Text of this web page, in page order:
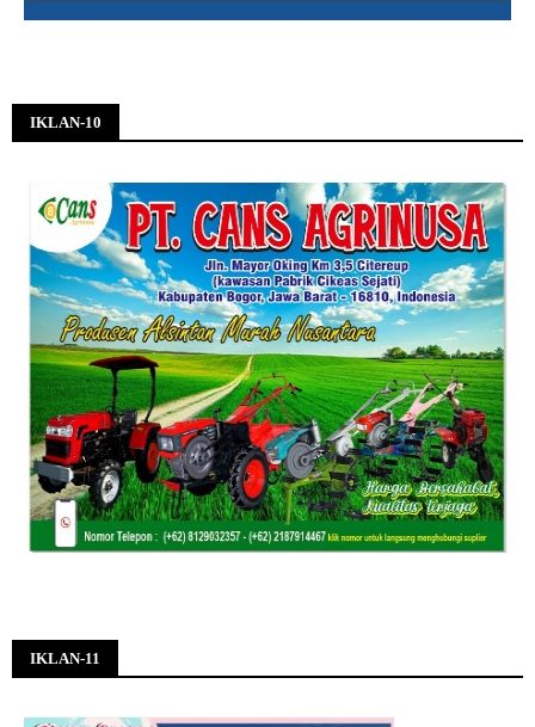
IKLAN-10
IKLAN-11